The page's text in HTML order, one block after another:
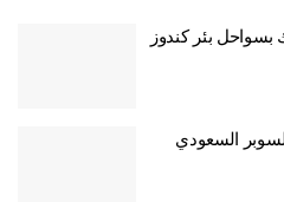
السعودي